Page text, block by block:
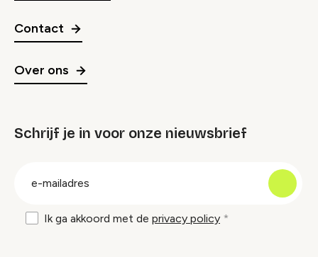
Contact
Over ons
Schrijf je in voor onze nieuwsbrief
Ik ga akkoord met de privacy policy